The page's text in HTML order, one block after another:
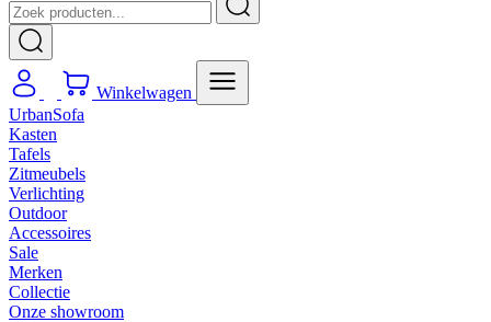
Winkelwagen
UrbanSofa
Kasten
Tafels
Zitmeubels
Verlichting
Outdoor
Accessoires
Sale
Merken
Collectie
Onze showroom